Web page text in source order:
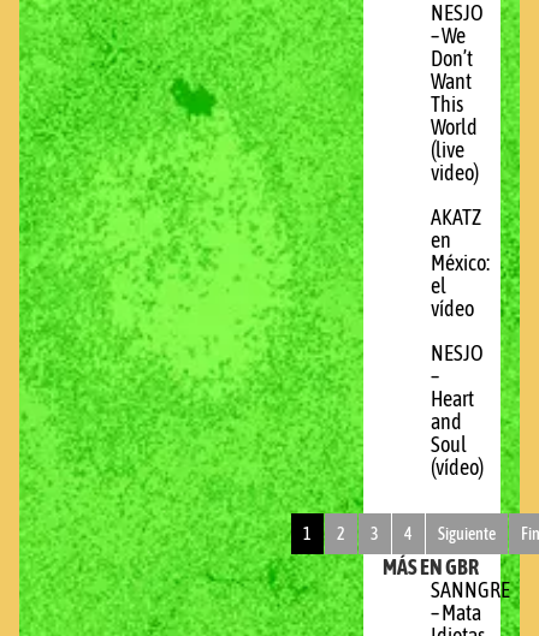
NESJO
– We
Don’t
Want
This
World
(live
video)
AKATZ
en
México:
el
vídeo
NESJO
–
Heart
and
Soul
(vídeo)
1 2 3 4 Siguiente
MÁS EN GBR
SANNGRE
– Mata